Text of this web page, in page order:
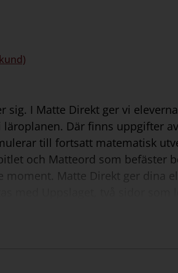
sig. I Matte Direkt ger vi
Där finns uppgifter
till fortsatt matematisk
och Matteord som befäster
moment. Matte Direkt ger dina